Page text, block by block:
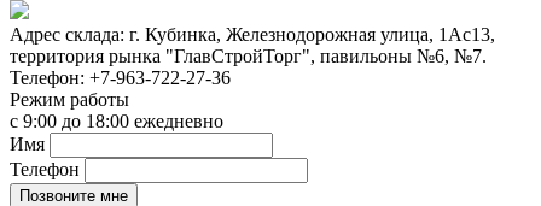
Адрес склада: г. Кубинка, Железнодорожная улица, 1Ас13,
территория рынка "ГлавСтройТорг", павильоны №6, №7.
Телефон: +7-963-722-27-36
Режим работы
с 9:00 до 18:00 ежедневно
Имя
Телефон